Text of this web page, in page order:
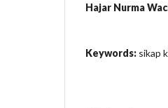
Hajar Nurma
Keywords: sikap